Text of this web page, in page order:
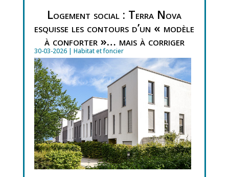
Logement social : Terra Nova
esquisse les contours d’un « modèle
à conforter »… mais à corriger
30-03-2026| Habitat et foncier